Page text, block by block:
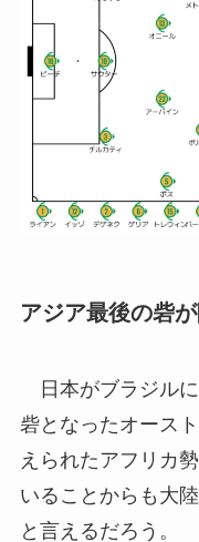
アジア最後の砦
日本がブラジル
砦となったオース
えられたアフリカ
いることからも大
と言えるだろう。